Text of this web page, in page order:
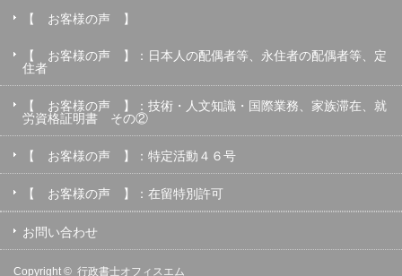
【 お客様の声 】
【 お客様の声 】：日本人の配偶者等、永住者の配偶者等、定
住者
【 お客様の声 】：技術・人文知識・国際業務、家族滞在、就
労資格証明書 その②
【 お客様の声 】：特定活動４６号
【 お客様の声 】：在留特別許可
お問い合わせ
Copyright © 行政書士オフィスエム